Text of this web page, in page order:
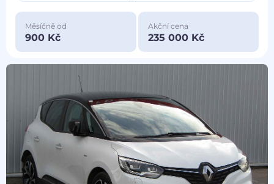
Měsíčně od
900 Kč
Akční cena
235 000 Kč